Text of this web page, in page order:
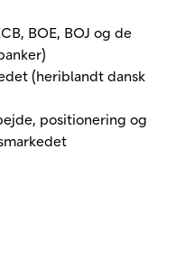
BOE, BOJ og de
(heriblandt dansk
positionering og